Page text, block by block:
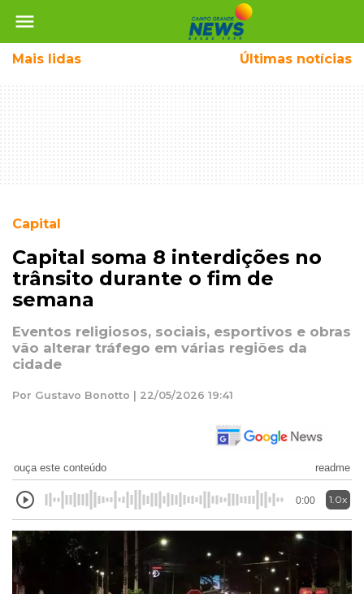
menu
Mais lidas Últimas notícias
Capital
Capital soma 8 interdições no
trânsito durante o fim de
semana
Eventos religiosos, sociais, esportivos e obras
vão alterar tráfego em várias regiões da
cidade
Por Gustavo Bonotto | 22/05/2026 19:41
ouça este conteúdo readme
0:00 1.0x